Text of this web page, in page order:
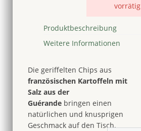
vorrätig
Produktbeschreibung
Weitere Informationen
Die geriffelten Chips aus
französischen Kartoffeln mit
Salz aus der
Guérandebringen einen
natürlichen und knusprigen
Geschmack auf den Tisch.